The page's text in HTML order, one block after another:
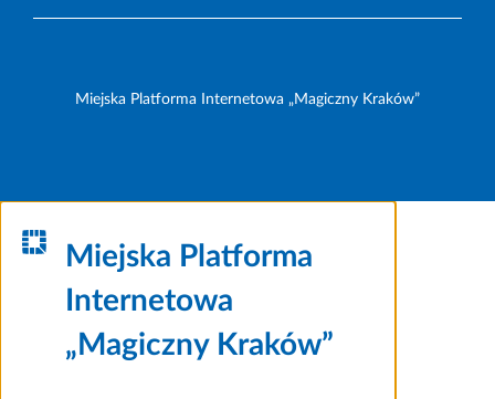
Miejska Platforma Internetowa „Magiczny Kraków”
Miejska Platforma
Internetowa
„Magiczny Kraków”